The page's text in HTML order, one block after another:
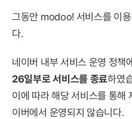
그동안 modoo! 서비스를 이
다.
네이버 내부 서비스 운영 정
26일부로 서비스를 종료하였
이에 따라 해당 서비스를 통해
이버에서 운영되지 않습니다.